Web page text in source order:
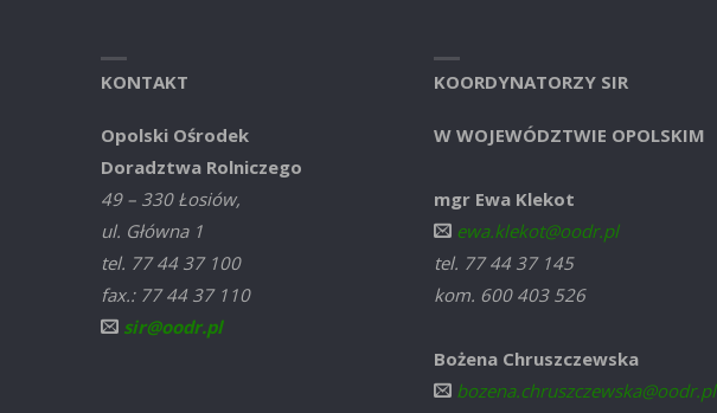
KONTAKT
Opolski Ośrodek
Doradztwa Rolniczego
49 – 330 Łosiów,
ul. Główna 1
tel. 77 44 37 100
fax.: 77 44 37 110
sir@oodr.pl
KOORDYNATORZY SIR
W WOJEWÓDZTWIE OPOLSKIM
mgr Ewa Klekot
ewa.klekot@oodr.pl
tel. 77 44 37 145
kom. 600 403 526
Bożena Chruszczewska
bozena.chruszczewska@oodr.pl